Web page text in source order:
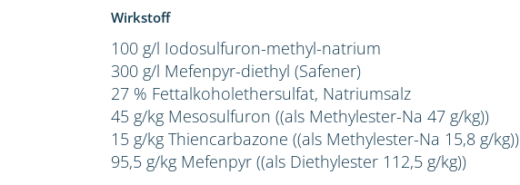
Wirkstoff
100 g/l Iodosulfuron-methyl-natrium
300 g/l Mefenpyr-diethyl (Safener)
27 % Fettalkoholethersulfat, Natriumsalz
45 g/kg Mesosulfuron ((als Methylester-Na 47 g/kg))
15 g/kg Thiencarbazone ((als Methylester-Na 15,8 g/kg))
95,5 g/kg Mefenpyr ((als Diethylester 112,5 g/kg))